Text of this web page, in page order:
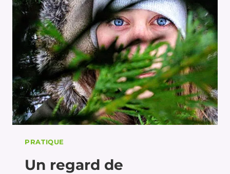
DE
PLAGE
PRATIQUE
Un regard de